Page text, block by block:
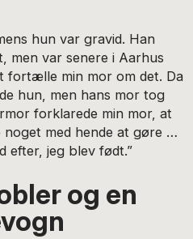
hun var gravid. Han
men var senere i Aarhus
fortælle min mor om det. Da
hun, men hans mor tog
forklarede min mor, at
noget med hende at gøre …
efter, jeg blev født.”
og en